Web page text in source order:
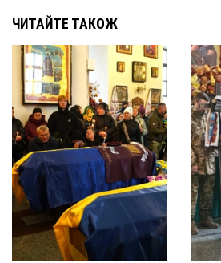
ЧИТАЙТЕ ТАКОЖ